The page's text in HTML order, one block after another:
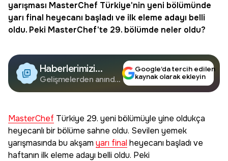
yarışması MasterChef Türkiye'nin yeni bölümünde
yarı final heyecanı başladı ve ilk eleme adayı belli
oldu. Peki MasterChef'te 29. bölümde neler oldu?
Haberlerimizi
Google'da Takip
Edin
Gelişmelerden anında
Google’da tercih edilen
kaynak olarak ekleyin
MasterChef Türkiye 29. yeni bölümüyle yine oldukça
heyecanlı bir bölüme sahne oldu. Sevilen yemek
yarışmasında bu akşam yarı finalheyecanı başladı ve
haftanın ilk eleme adayı belli oldu. Peki